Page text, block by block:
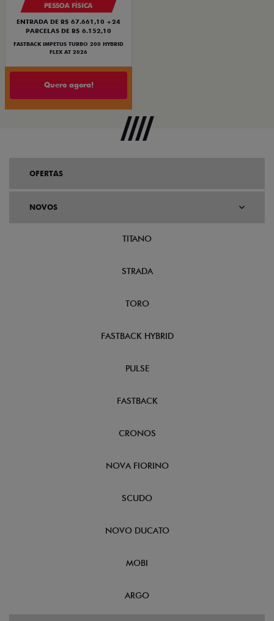
PESSOA FÍSICA
ENTRADA DE R$ 67.661,10 +24
PARCELAS DE R$ 6.152,10
FASTBACK IMPETUS TURBO 200 HYBRID
FLEX AT 2026
Quero agora!
OFERTAS
NOVOS
TITANO
STRADA
TORO
FASTBACK HYBRID
PULSE
FASTBACK
CRONOS
NOVA FIORINO
SCUDO
NOVO DUCATO
MOBI
ARGO